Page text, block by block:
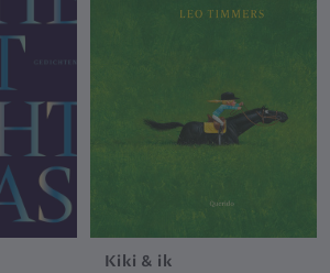
Kiki & ik